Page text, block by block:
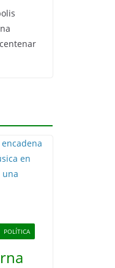
POLÍTICA